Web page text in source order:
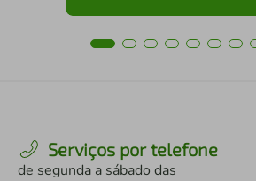
Serviços por telefone
de segunda a sábado das